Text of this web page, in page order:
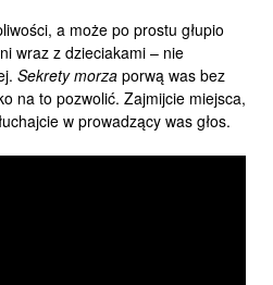
a może po prostu głupio
wraz z dzieciakami – nie
Sekrety morza porwą was bez
na to pozwolić. Zajmijcie miejsca,
w prowadzący was głos.